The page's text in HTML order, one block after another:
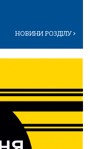
НОВИНИ РОЗДІЛУ>